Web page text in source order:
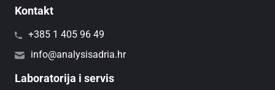
Kontakt
+385 1 405 96 49
info@analysisadria.hr
Laboratorija i servis